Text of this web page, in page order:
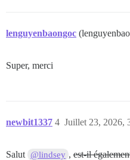
lenguyenbaongoc
Super, merci
newbit1337 Juillet 23, 2026,
4
Salut @lindsey ,est-il